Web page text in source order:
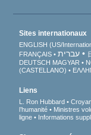
Sites internationaux
ENGLISH (US/
FRANÇAIS
עברית
DEUTSCH MAGYAR
(CASTELLANO)
Liens
L. Ron Hubbard
l’humanité
Ministres
ligne
Informations